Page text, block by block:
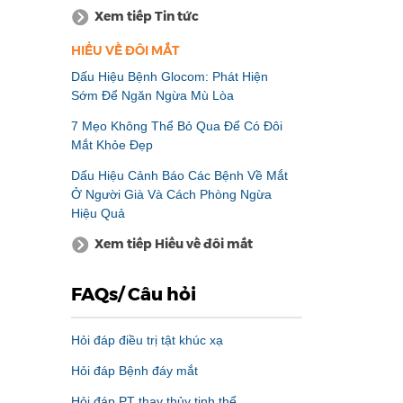
Xem tiếp Tin tức
HIỂU VỀ ĐÔI MẮT
Dấu Hiệu Bệnh Glocom: Phát Hiện
Sớm Để Ngăn Ngừa Mù Lòa
7 Mẹo Không Thể Bỏ Qua Để Có Đôi
Mắt Khỏe Đẹp
Dấu Hiệu Cảnh Báo Các Bệnh Về Mắt
Ở Người Già Và Cách Phòng Ngừa
Hiệu Quả
Xem tiếp Hiểu về đôi mắt
FAQs/ Câu hỏi
Hỏi đáp điều trị tật khúc xạ
Hỏi đáp Bệnh đáy mắt